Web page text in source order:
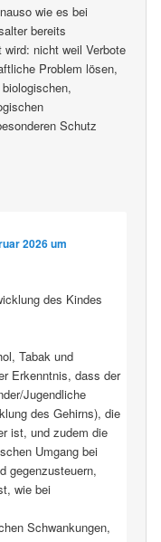
wie es bei
bereits
nicht weil Verbote
Problem lösen,
Schutz
2026 um
des Kindes
Tabak und
Erkenntnis, dass der
Jugendliche
des Gehirns), die
ist, und zudem die
Umgang bei
gegenzusteuern,
wie bei
Schwankungen,